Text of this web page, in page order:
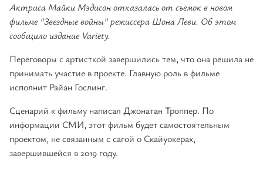
Актриса Майки Мэдисон отказалась от съемок в новом
фильме "Звездные войны" режиссера Шона Леви. Об этом
сообщило издание Variety.
Переговоры с артисткой завершились тем, что она решила не
принимать участие в проекте. Главную роль в фильме
исполнит Райан Гослинг.
Сценарий к фильму написал Джонатан Троппер. По
информации СМИ, этот фильм будет самостоятельным
проектом, не связанным с сагой о Скайуокерах,
завершившейся в 2019 году.